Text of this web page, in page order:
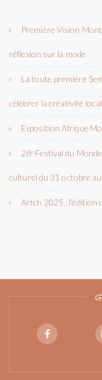
Première Vision
réflexion sur la mode
La toute première
célébrer la créativité
Exposition Afrique
26ᵉ Festival du
culturel du 31 octobre
Artch 2025 : l’édition